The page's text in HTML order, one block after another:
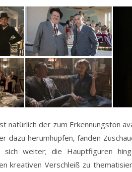
natürlich der zum Erkennungston
dazu herumhüpfen, fanden
sich weiter; die Hauptfiguren
kreativen Verschleiß zu